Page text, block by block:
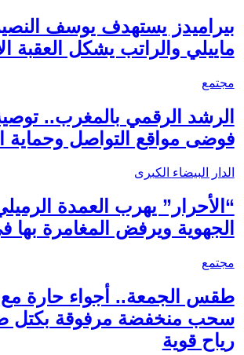
بيراميدز يستهدف يوسف
ماييلي والراتب يشكل العقبة
مجتمع
الرشد الرقمي بالمغرب..
فوضى مواقع التواصل وحماية
الدار البيضاء الكبرى
“الأحرار” يهرب العمدة
الجهوية ويرفض المغامرة
مجتمع
طقس الجمعة.. أجواء حارة
سحب منخفضة مرفوقة بكتل
رياح قوية